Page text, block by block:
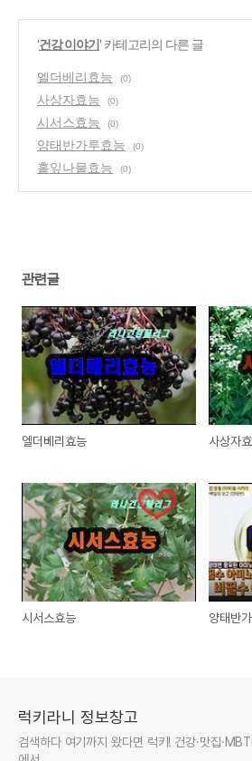
'건강 이야기' 카테고리의 다른 글
엘더베리효능 (0)
사상자효능 (0)
시서스효능 (0)
양태반가루효능 (0)
홑잎나물효능 (0)
관련글
엘더베리효능 사상자
시서스효능 양태반
럭키라니 정보창고
검색하다 여기까지 왔다면 럭키! 건강·맛집